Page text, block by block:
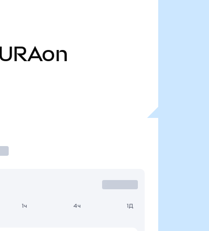
URAon
1ч 4ч 1Д